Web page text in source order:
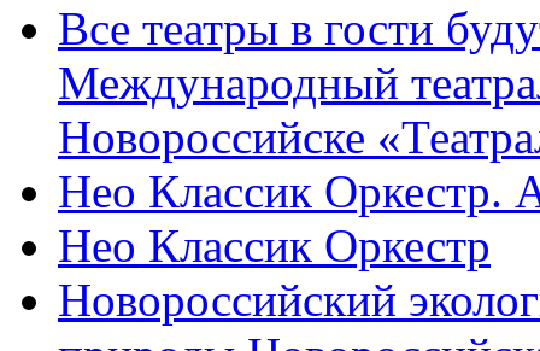
Все театры в гости
Международный
Новороссийске
Нео Классик Оркестр.
Нео Классик Оркестр
Новороссийский